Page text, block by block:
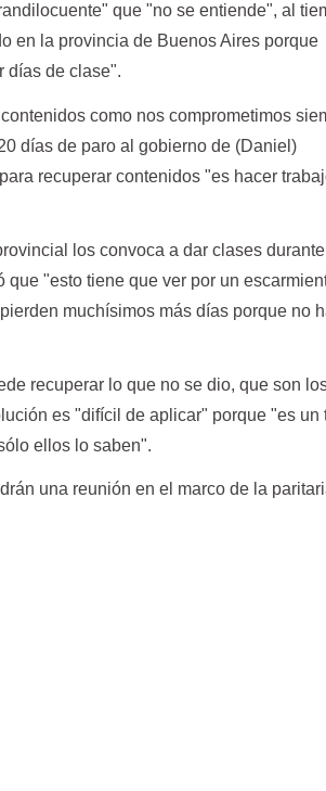
que "no se entiende", al
en la provincia de Buenos Aires porque
días de clase".
como nos comprometimos
días de paro al gobierno de (Daniel)
recuperar contenidos "es hacer
los convoca a dar clases durante
"esto tiene que ver por un
muchísimos más días porque no
recuperar lo que no se dio, que son
es "difícil de aplicar" porque "es un
ellos lo saben".
una reunión en el marco de la